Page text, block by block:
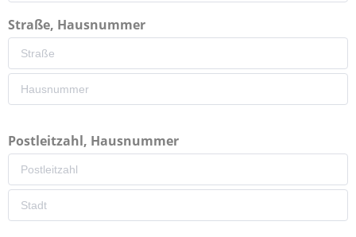
Straße, Hausnummer
Postleitzahl, Hausnummer